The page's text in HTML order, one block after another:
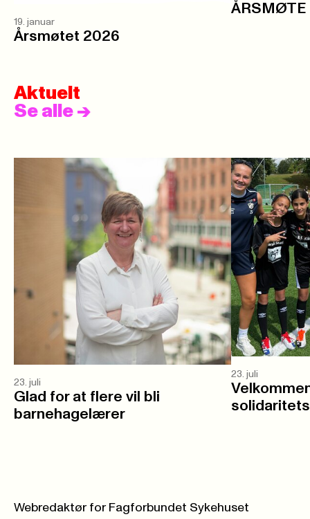
19. januar
Årsmøtet 2026
ÅRSMØTE
Aktuelt
Se alle ->
23. juli
Glad for at flere vil bli
barnehagelærer
23. juli
Webredaktør for Fagforbundet Sykehuset